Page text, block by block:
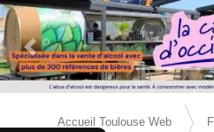
× ACCUEIL
Previous Slide
Accueil Toulouse Web